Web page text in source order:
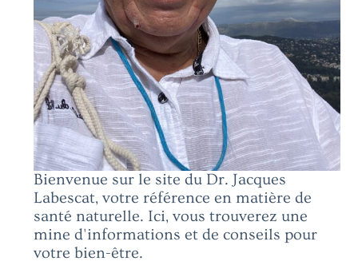
Bienvenue sur le site du Dr. Jacques
Labescat, votre référence en matière de
santé naturelle. Ici, vous trouverez une
mine d'informations et de conseils pour
votre bien-être.